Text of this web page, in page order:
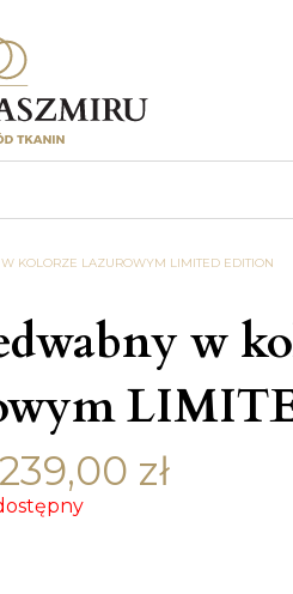
KOLORZE LAZUROWYM LIMITED EDITION
w
239,00 zł